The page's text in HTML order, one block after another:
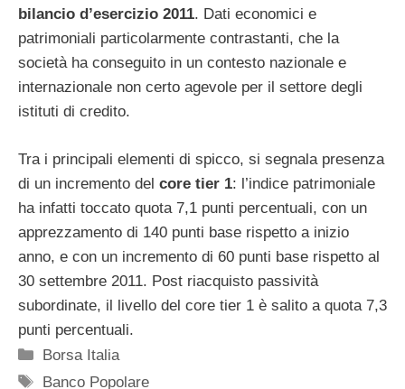
bilancio d’esercizio 2011. Dati economici e
patrimoniali particolarmente contrastanti, che la
società ha conseguito in un contesto nazionale e
internazionale non certo agevole per il settore degli
istituti di credito.
Tra i principali elementi di spicco, si segnala presenza
di un incremento del core tier 1: l’indice patrimoniale
ha infatti toccato quota 7,1 punti percentuali, con un
apprezzamento di 140 punti base rispetto a inizio
anno, e con un incremento di 60 punti base rispetto al
30 settembre 2011. Post riacquisto passività
subordinate, il livello del core tier 1 è salito a quota 7,3
punti percentuali.
Categorie
Borsa Italia
Tag
Banco Popolare